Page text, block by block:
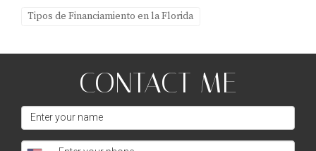
Tipos de Financiamiento en la Florida
CONTACT ME